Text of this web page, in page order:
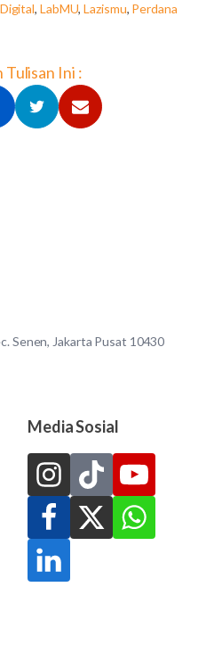
, LabMU,Lazismu, Perdana
Tulisan Ini :
Senen, Jakarta Pusat 10430
Media Sosial